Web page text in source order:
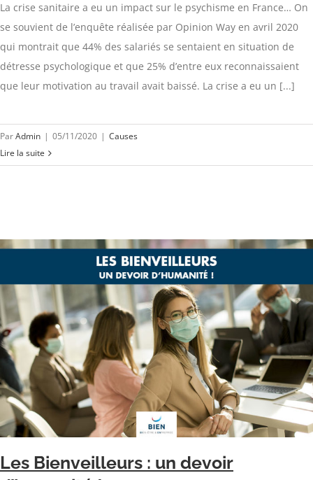
La crise sanitaire a eu un impact sur le psychisme en France… On
se souvient de l’enquête réalisée par Opinion Way en avril 2020
qui montrait que 44% des salariés se sentaient en situation de
détresse psychologique et que 25% d’entre eux reconnaissaient
que leur motivation au travail avait baissé. La crise a eu un [...]
ParAdmin | 05/11/2020 | Causes
Lire la suite
Les Bienveilleurs : un devoir